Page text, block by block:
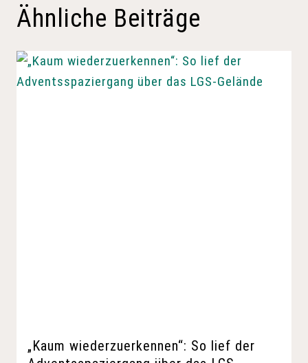
Ähnliche Beiträge
„Kaum wiederzuerkennen“: So lief der